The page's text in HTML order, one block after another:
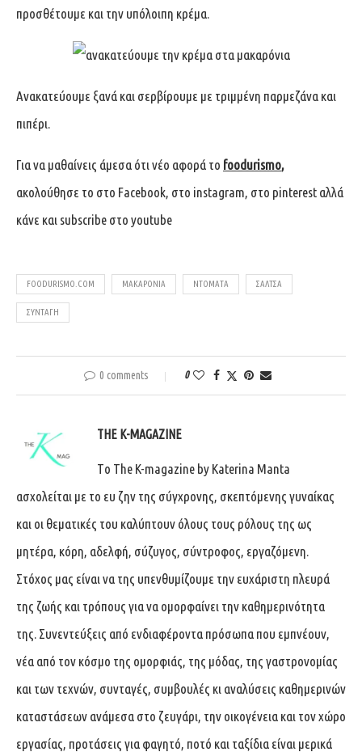
προσθέτουμε και την υπόλοιπη κρέμα.
Ανακατεύουμε ξανά και σερβίρουμε με τριμμένη παρμεζάνα και
πιπέρι.
Για να μαθαίνεις άμεσα ότι νέο αφορά το foodurismo,
ακολούθησε το στο Facebook, στο instagram, στο pinterest αλλά
κάνε και subscribe στο youtube
FOODURISMO.COM ΜΑΚΑΡΟΝΙΑ ΝΤΟΜΑΤΑ ΣΑΛΤΣΑ
ΣΥΝΤΑΓΉ
0 comments 0
THE K-MAGAZINE
Tο The K-magazine by Katerina Manta
ασχολείται με το ευ ζην της σύγχρονης, σκεπτόμενης γυναίκας
και οι θεματικές του καλύπτουν όλους τους ρόλους της ως
μητέρα, κόρη, αδελφή, σύζυγος, σύντροφος, εργαζόμενη.
Στόχος μας είναι να της υπενθυμίζουμε την ευχάριστη πλευρά
της ζωής και τρόπους για να ομορφαίνει την καθημερινότητα
της. Συνεντεύξεις από ενδιαφέροντα πρόσωπα που εμπνέουν,
νέα από τον κόσμο της ομορφιάς, της μόδας, της γαστρονομίας
και των τεχνών, συνταγές, συμβουλές κι αναλύσεις καθημερινών
καταστάσεων ανάμεσα στο ζευγάρι, την οικογένεια και τον χώρο
εργασίας, προτάσεις για φαγητό, ποτό και ταξίδια είναι μερικά